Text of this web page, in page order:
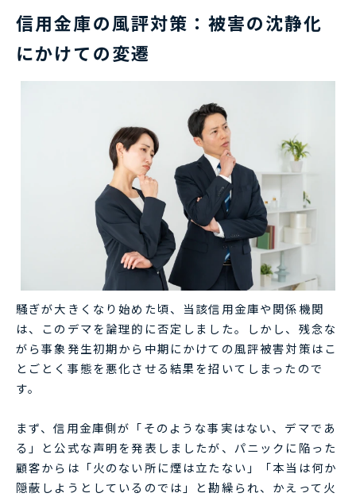
信用金庫の風評対策：被害の沈静化
にかけての変遷
騒ぎが大きくなり始めた頃、当該信用金庫や関係機関
は、このデマを論理的に否定しました。しかし、残念な
がら事象発生初期から中期にかけての風評被害対策はこ
とごとく事態を悪化させる結果を招いてしまったので
す。
まず、信用金庫側が「そのような事実はない、デマであ
る」と公式な声明を発表しましたが、パニックに陥った
顧客からは「火のない所に煙は立たない」「本当は何か
隠蔽しようとしているのでは」と勘繰られ、かえって火